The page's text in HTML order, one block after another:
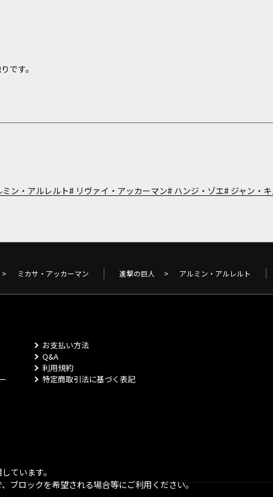
です。
ミン・アルレルト リヴァイ・アッカーマン ハンジ・ゾエ ジャン・
> ミカサ・アッカーマン 進撃の巨人 > アルミン・アルレルト
お支払い方法
Q&A
利用規約
特定商取引法に基づく表記
ています。
ブロックを希望される場合等にご利用ください。